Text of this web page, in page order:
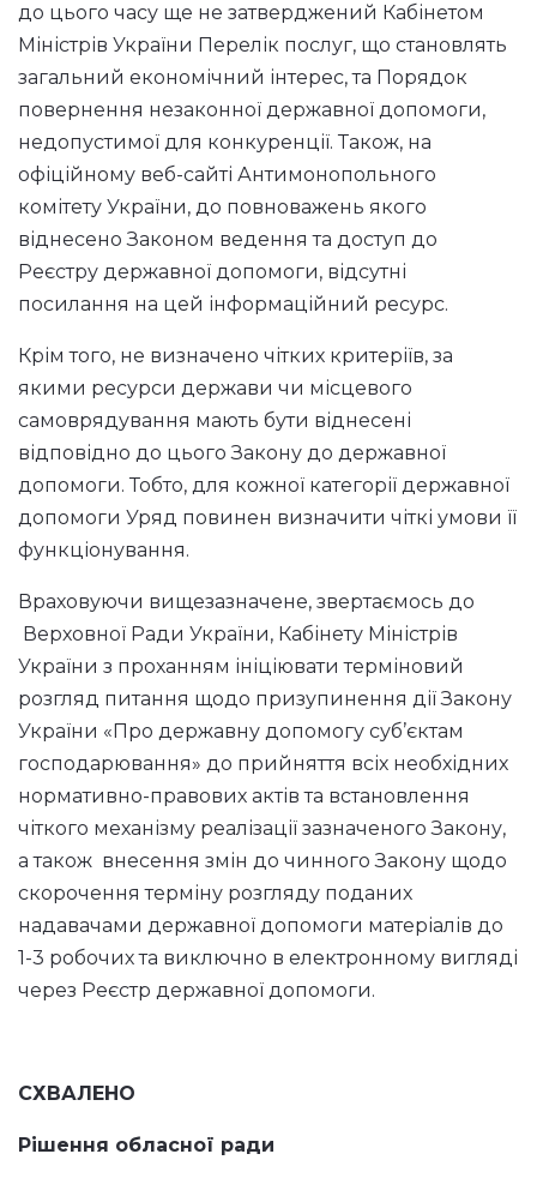
до цього часу ще не затверджений Кабінетом
Міністрів України Перелік послуг, що становлять
загальний економічний інтерес, та Порядок
повернення незаконної державної допомоги,
недопустимої для конкуренції. Також, на
офіційному веб-сайті Антимонопольного
комітету України, до повноважень якого
віднесено Законом ведення та доступ до
Реєстру державної допомоги, відсутні
посилання на цей інформаційний ресурс.
Крім того, не визначено чітких критеріїв, за
якими ресурси держави чи місцевого
самоврядування мають бути віднесені
відповідно до цього Закону до державної
допомоги. Тобто, для кожної категорії державної
допомоги Уряд повинен визначити чіткі умови її
функціонування.
Враховуючи вищезазначене, звертаємось до
Верховної Ради України, Кабінету Міністрів
України з проханням ініціювати терміновий
розгляд питання щодо призупинення дії Закону
України «Про державну допомогу суб’єктам
господарювання» до прийняття всіх необхідних
нормативно-правових актів та встановлення
чіткого механізму реалізації зазначеного Закону,
а також внесення змін до чинного Закону щодо
скорочення терміну розгляду поданих
надавачами державної допомоги матеріалів до
1-3 робочих та виключно в електронному вигляді
через Реєстр державної допомоги.
СХВАЛЕНО
Рішення обласної ради